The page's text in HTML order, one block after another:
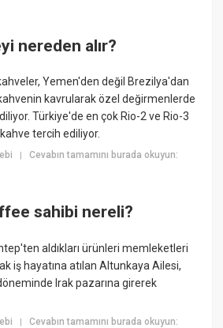
nereden alır?
Yemen'den değil Brezilya'dan
kavrularak özel değirmenlerde
Türkiye'de en çok Rio-2 ve Rio-3
tercih ediliyor.
|Cevabın tamamını burada okuyun:
sahibi nereli?
aldıkları ürünleri memleketleri
iş hayatına atılan Altunkaya Ailesi,
Irak pazarına girerek
|Cevabın tamamını burada okuyun: